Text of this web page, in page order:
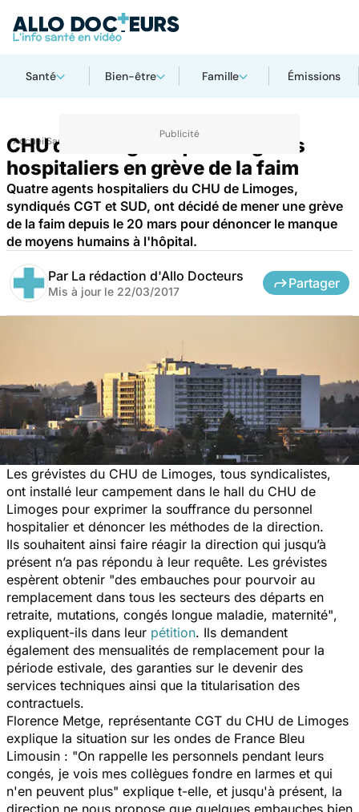
Santé Bien-être Famille Émissions
AccueilSanté
CHU de Limoges : quatre agents
hospitaliers en grève de la faim
Quatre agents hospitaliers du CHU de Limoges,
syndiqués CGT et SUD, ont décidé de mener une grève
de la faim depuis le 20 mars pour dénoncer le manque
de moyens humains à l'hôpital.
Par La rédaction d'Allo Docteurs
Mis à jour le 22/03/2017
Partager
Les grévistes du CHU de Limoges, tous syndicalistes,
ont installé leur campement dans le hall du CHU de
Limoges pour exprimer la souffrance du personnel
hospitalier et dénoncer les méthodes de la direction.
Ils souhaitent ainsi faire réagir la direction qui jusqu’à
présent n’a pas répondu à leur requête. Les grévistes
espèrent obtenir "des embauches pour pourvoir au
remplacement dans tous les secteurs des départs en
retraite, mutations, congés longue maladie, maternité",
expliquent-ils dans leur pétition. Ils demandent
également des mensualités de remplacement pour la
période estivale, des garanties sur le devenir des
services techniques ainsi que la titularisation des
contractuels.
Florence Metge, représentante CGT du CHU de Limoges
explique la situation sur les ondes de France Bleu
Limousin : "On rappelle les personnels pendant leurs
congés, je vois mes collègues fondre en larmes et qui
n'en peuvent plus" explique t-elle, et jusqu'à présent, la
direction ne nous propose que quelques embauches bien